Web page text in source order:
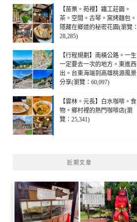
【苗栗。苑裡】鐵工莊園。
茶。空間。古琴。窯烤麵包。
隱藏在鄉道的秘密花園(瀏覽：
28,285)
【行程規劃】南橫公路。一生
一定要去一次的地方。東進西
出。台東海端到高雄桃源風景
分享(瀏覽：60,097)
【雲林。元長】白水咖啡。食
物。鄉村裡的熱門咖啡店(瀏
覽：25,341)
近期文章